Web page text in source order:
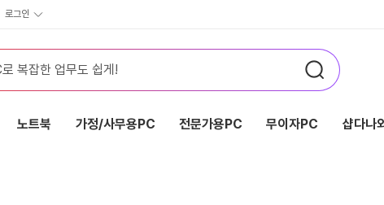
로그인
노트북 가정/사무용PC 전문가용PC 무이자PC 샵다나